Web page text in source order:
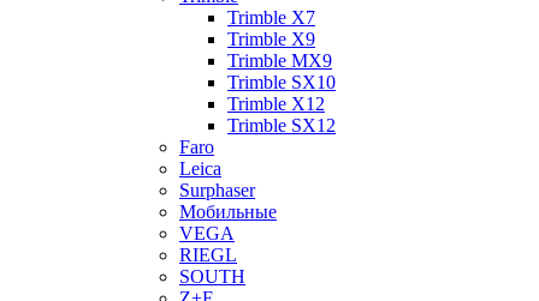
Trimble X7
Trimble X9
Trimble MX9
Trimble SX10
Trimble X12
Trimble SX12
Faro
Leica
Surphaser
Мобильные
VEGA
RIEGL
SOUTH